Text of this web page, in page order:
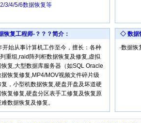
3/4/5/6数据恢复等
恢复工程师-？？？简介：
开始从事计算机工作至今，擅长：各种
重组,raid阵列柜数据恢复及修复,虚拟
恢复,大型数据库服务器（如SQL Oracle
据恢复修复,MP4/MOV视频文件碎片级
复，小型机数据恢复,硬盘开盘及坏道硬
恢复修复,硬盘分区表手工修复及恢复原
数据恢复及修复。
◇ 数据
·数据